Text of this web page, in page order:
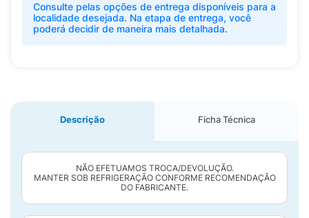
Consulte pelas opções de entrega disponíveis para a
localidade desejada. Na etapa de entrega, você
poderá decidir de maneira mais detalhada.
Descrição Ficha Técnica
NÃO EFETUAMOS TROCA/DEVOLUÇÃO.
MANTER SOB REFRIGERAÇÃO CONFORME RECOMENDAÇÃO
DO FABRICANTE.